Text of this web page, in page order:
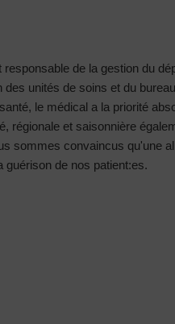
de la gestion du
des unités de soins et du
le médical a la priorité
régionale et saisonnière
sommes convaincus qu'une
guérison de nos patient:es.